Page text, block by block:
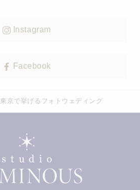
Instagram
Facebook
東京で挙げるフォトウェディング